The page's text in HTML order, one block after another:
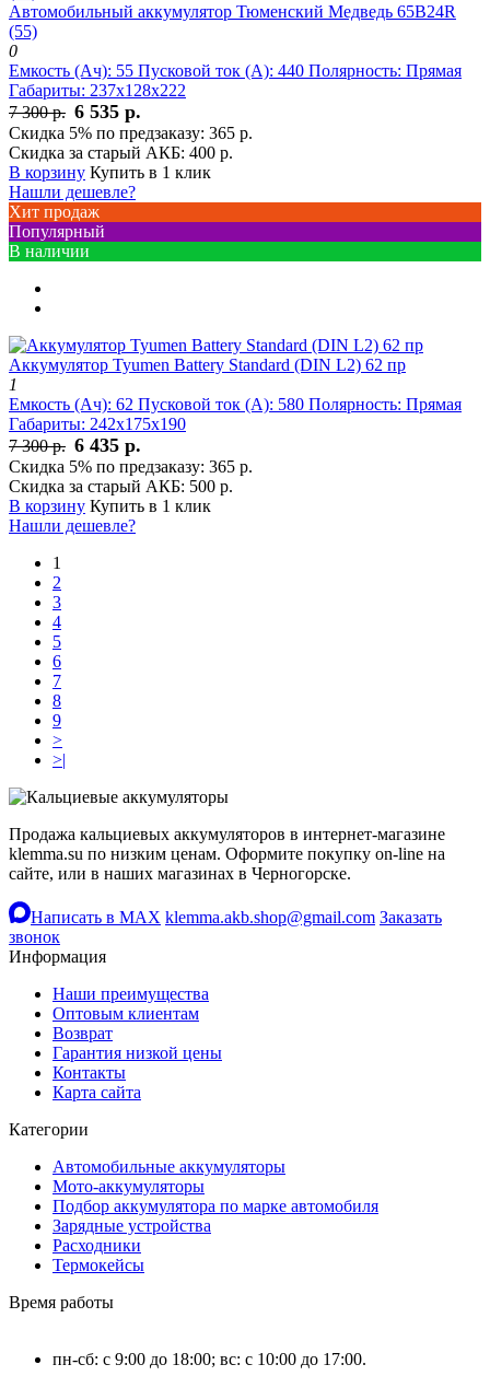
Автомобильный аккумулятор Тюменский Медведь 65В24R
(55)
0
Емкость (Ач): 55 Пусковой ток (А): 440 Полярность: Прямая
Габариты: 237x128x222
7 300 р. 6 535 р.
Скидка 5% по предзаказу: 365 р.
Скидка за старый АКБ: 400 р.
В корзину Купить в 1 клик
Нашли дешевле?
Хит продаж
Популярный
В наличии
Аккумулятор Tyumen Battery Standard (DIN L2) 62 пр
1
Емкость (Ач): 62 Пусковой ток (А): 580 Полярность: Прямая
Габариты: 242x175x190
7 300 р. 6 435 р.
Скидка 5% по предзаказу: 365 р.
Скидка за старый АКБ: 500 р.
В корзину Купить в 1 клик
Нашли дешевле?
1
2
3
4
5
6
7
8
9
>
>|
Продажа кальциевых аккумуляторов в интернет-магазине
klemma.su по низким ценам. Оформите покупку on-line на
сайте, или в наших магазинах в Черногорске.
Написать в MAX klemma.akb.shop@gmail.com Заказать
звонок
Информация
Наши преимущества
Оптовым клиентам
Возврат
Гарантия низкой цены
Контакты
Карта сайта
Категории
Автомобильные аккумуляторы
Мото-аккумуляторы
Подбор аккумулятора по марке автомобиля
Зарядные устройства
Расходники
Термокейсы
Время работы
пн-сб: с 9:00 до 18:00; вс: с 10:00 до 17:00.